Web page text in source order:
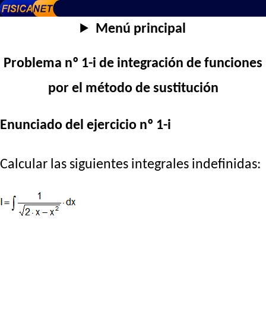
Menú principal
Problema nº 1-i de integración de funciones
por el método de sustitución
Enunciado del ejercicio nº 1-i
Calcular las siguientes integrales indefinidas: